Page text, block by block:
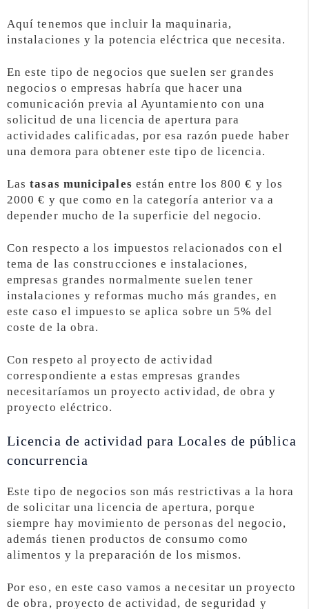
Aquí tenemos que incluir la maquinaria,
instalaciones y la potencia eléctrica que necesita.
En este tipo de negocios que suelen ser grandes
negocios o empresas habría que hacer una
comunicación previa al Ayuntamiento con una
solicitud de una licencia de apertura para
actividades calificadas, por esa razón puede haber
una demora para obtener este tipo de licencia.
Lastasas municipales están entre los 800 € y los
2000 € y que como en la categoría anterior va a
depender mucho de la superficie del negocio.
Con respecto a los impuestos relacionados con el
tema de las construcciones e instalaciones,
empresas grandes normalmente suelen tener
instalaciones y reformas mucho más grandes, en
este caso el impuesto se aplica sobre un 5% del
coste de la obra.
Con respeto al proyecto de actividad
correspondiente a estas empresas grandes
necesitaríamos un proyecto actividad, de obra y
proyecto eléctrico.
Licencia de actividad para Locales de pública
concurrencia
Este tipo de negocios son más restrictivas a la hora
de solicitar una licencia de apertura, porque
siempre hay movimiento de personas del negocio,
además tienen productos de consumo como
alimentos y la preparación de los mismos.
Por eso, en este caso vamos a necesitar un proyecto
de obra, proyecto de actividad, de seguridad y